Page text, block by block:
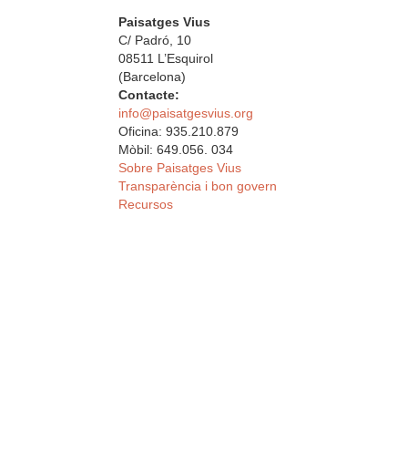
Paisatges Vius
C/ Padró, 10
08511 L’Esquirol
(Barcelona)
Contacte:
info@paisatgesvius.org
Oficina: 935.210.879
Mòbil: 649.056. 034
Sobre Paisatges Vius
Transparència i bon govern
Recursos